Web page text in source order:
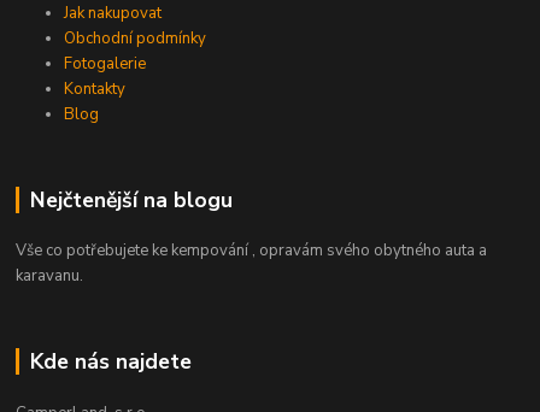
Jak nakupovat
Obchodní podmínky
Fotogalerie
Kontakty
Blog
Nejčtenější na blogu
Vše co potřebujete ke kempování , opravám svého obytného auta a
karavanu.
Kde nás najdete